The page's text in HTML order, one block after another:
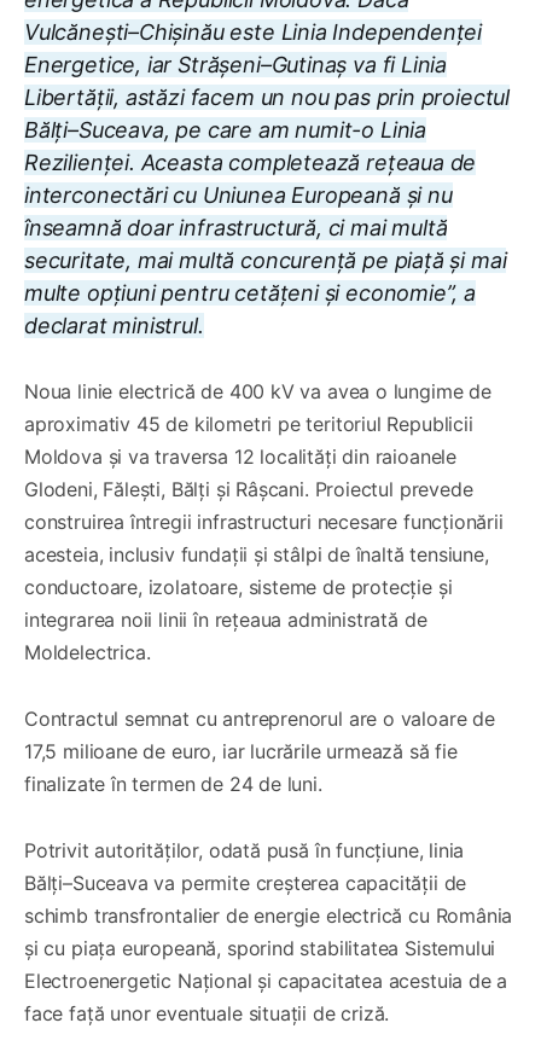
Vulcănești–Chișinău este Linia Independenței
Energetice, iar Strășeni–Gutinaș va fi Linia
Libertății, astăzi facem un nou pas prin proiectul
Bălți–Suceava, pe care am numit-o Linia
Rezilienței. Aceasta completează rețeaua de
interconectări cu Uniunea Europeană și nu
înseamnă doar infrastructură, ci mai multă
securitate, mai multă concurență pe piață și mai
multe opțiuni pentru cetățeni și economie”, a
declarat ministrul.
Noua linie electrică de 400 kV va avea o lungime de
aproximativ 45 de kilometri pe teritoriul Republicii
Moldova și va traversa 12 localități din raioanele
Glodeni, Fălești, Bălți și Râșcani. Proiectul prevede
construirea întregii infrastructuri necesare funcționării
acesteia, inclusiv fundații și stâlpi de înaltă tensiune,
conductoare, izolatoare, sisteme de protecție și
integrarea noii linii în rețeaua administrată de
Moldelectrica.
Contractul semnat cu antreprenorul are o valoare de
17,5 milioane de euro, iar lucrările urmează să fie
finalizate în termen de 24 de luni.
Potrivit autorităților, odată pusă în funcțiune, linia
Bălți–Suceava va permite creșterea capacității de
schimb transfrontalier de energie electrică cu România
și cu piața europeană, sporind stabilitatea Sistemului
Electroenergetic Național și capacitatea acestuia de a
face față unor eventuale situații de criză.